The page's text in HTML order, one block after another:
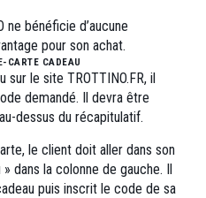
ne bénéficie d’aucune
pour son achat.
CARTE CADEAU
le site TROTTINO.FR, il
demandé. Il devra être
dessus du récapitulatif.
le client doit aller dans son
dans la colonne de gauche. Il
puis inscrit le code de sa